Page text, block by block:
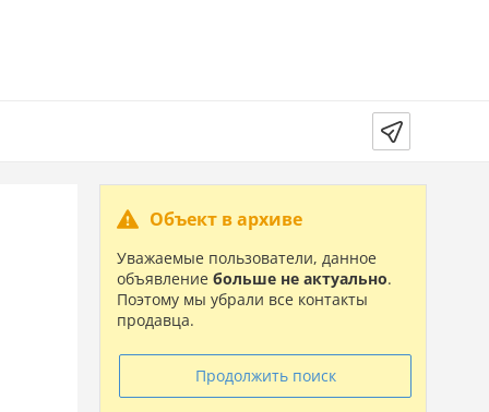
Объект в архиве
Уважаемые пользователи, данное
объявление больше не актуально.
Поэтому мы убрали все контакты
продавца.
Продолжить поиск